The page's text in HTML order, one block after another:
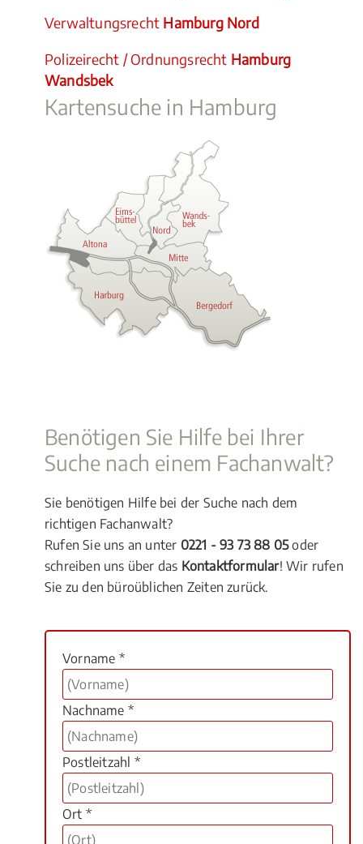
Verwaltungsrecht Hamburg Nord
Polizeirecht / Ordnungsrecht Hamburg
Wandsbek
Kartensuche in Hamburg
Benötigen Sie Hilfe bei Ihrer
Suche nach einem Fachanwalt?
Sie benötigen Hilfe bei der Suche nach dem
richtigen Fachanwalt?
Rufen Sie uns an unter 0221 - 93 73 88 05oder
schreiben uns über das Kontaktformular! Wir rufen
Sie zu den büroüblichen Zeiten zurück.
Vorname *
Nachname *
Postleitzahl *
Ort *